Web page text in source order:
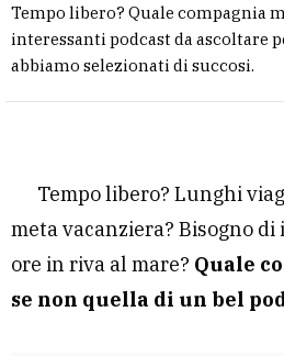
Tempo libero? Quale compagnia
interessanti podcast da ascoltare
abbiamo selezionati di succosi.
Tempo libero? Lunghi
meta vacanziera? Bisogno
ore in riva al mare? Quale
se non quella di un bel